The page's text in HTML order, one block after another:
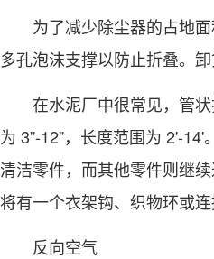
为了减少除尘器的占地面
多孔泡沫支撑以防止折叠。
在水泥厂中很常见，管状
为 3”-12”，长度范围为 2'-
清洁零件，而其他零件则继
将有一个衣架钩、织物环或
反向空气